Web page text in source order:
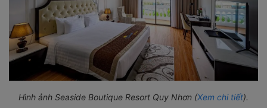
Hình ảnh Seaside Boutique Resort Quy Nhơn (Xem chi tiết).